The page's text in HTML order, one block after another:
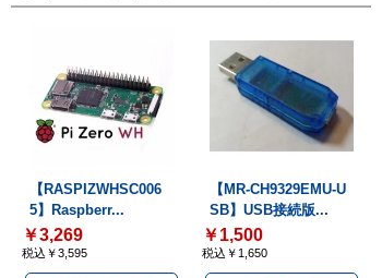
【RASPIZWHSC006
5】Raspberr...
￥3,269
税込￥3,595
【MR-CH9329EMU-U
SB】USB接続版...
￥1,500
税込￥1,650